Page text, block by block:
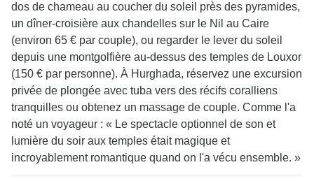
dos de chameau au coucher du soleil près des pyramides,
un dîner-croisière aux chandelles sur le Nil au Caire
(environ 65 € par couple), ou regarder le lever du soleil
depuis une montgolfière au-dessus des temples de Louxor
(150 € par personne). À Hurghada, réservez une excursion
privée de plongée avec tuba vers des récifs coralliens
tranquilles ou obtenez un massage de couple. Comme l'a
noté un voyageur : « Le spectacle optionnel de son et
lumière du soir aux temples était magique et
incroyablement romantique quand on l'a vécu ensemble. »